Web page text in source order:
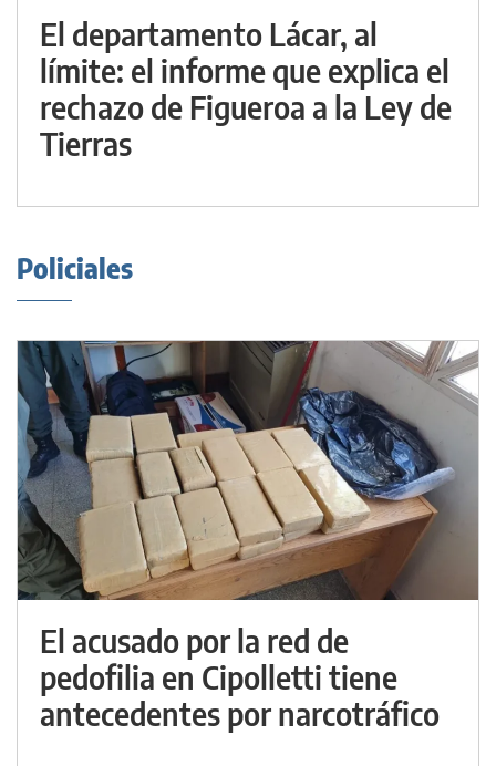
El departamento Lácar, al
límite: el informe que explica el
rechazo de Figueroa a la Ley de
Tierras
Policiales
El acusado por la red de
pedofilia en Cipolletti tiene
antecedentes por narcotráfico